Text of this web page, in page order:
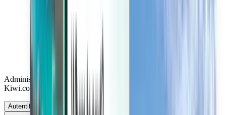
Administrați-vă călătoriile, setați Alerte de preț, utilizați Creditul
Kiwi.com și beneficiați de ajutor personalizat.
Autentificați-vă